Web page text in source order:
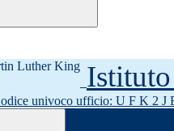
univoco ufficio: U F K 2 J